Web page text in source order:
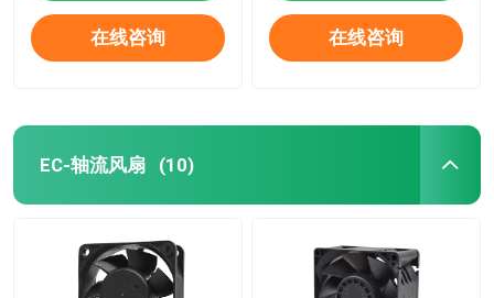
在线咨询 在线咨询
EC-轴流风扇 (10)